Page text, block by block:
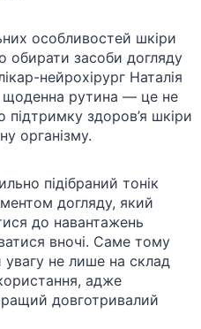
особливостей шкіри
обирати засоби догляду
нейрохірург Наталія
щоденна рутина — це не
здоров’я шкіри
організму.
підібраний тонік
догляду, який
до навантажень
вночі. Саме тому
не лише на склад
адже
довготривалий